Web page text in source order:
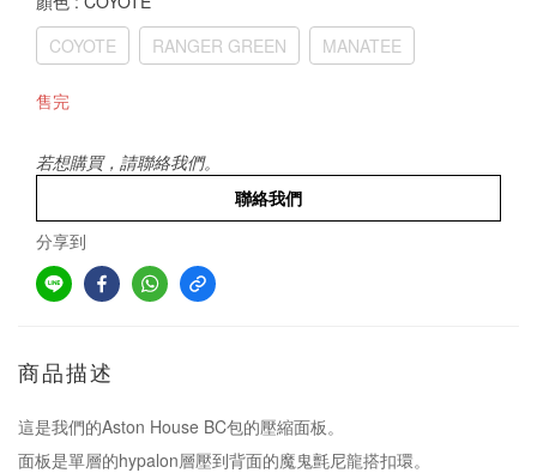
COYOTE
RANGER GREEN MANATEE
售完
若想購買，請聯絡我們。
聯絡我們
分享到
商品描述
這是我們的Aston House BC包的壓縮面板。
面板是單層的hypalon層壓到背面的魔鬼氈尼龍搭扣環。